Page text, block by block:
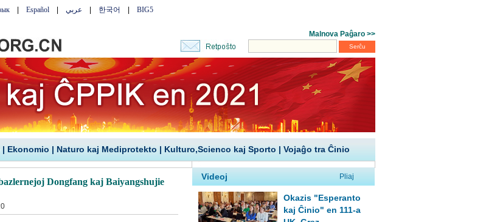
| Ekonomio | Naturo kaj Mediprotekto | Kulturo,Scienco kaj Sporto | Vojaĝo tra Ĉinio
Dongfang kaj Baiyangshujie